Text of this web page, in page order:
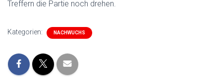
Treffern die Partie noch drehen.
Kategorien: NACHWUCHS